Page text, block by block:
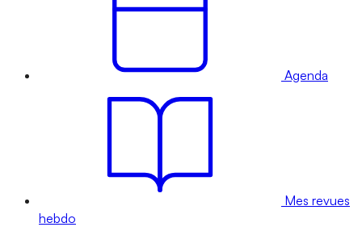
Agenda
Mes revues
hebdo